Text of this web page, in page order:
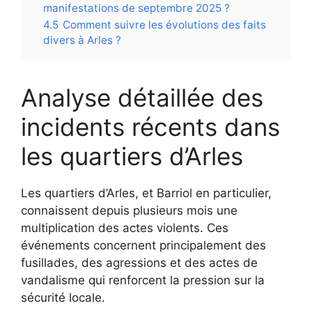
manifestations de septembre 2025 ?
4.5 Comment suivre les évolutions des faits
divers à Arles ?
Analyse détaillée des
incidents récents dans
les quartiers d’Arles
Les quartiers d’Arles, et Barriol en particulier,
connaissent depuis plusieurs mois une
multiplication des actes violents. Ces
événements concernent principalement des
fusillades, des agressions et des actes de
vandalisme qui renforcent la pression sur la
sécurité locale.